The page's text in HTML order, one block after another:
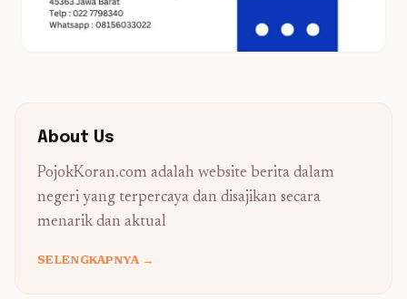
About Us
PojokKoran.com adalah website berita dalam
negeri yang terpercaya dan disajikan secara
menarik dan aktual
SELENGKAPNYA →